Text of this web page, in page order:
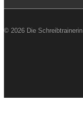
© 2026 Die Schreibtrainerin